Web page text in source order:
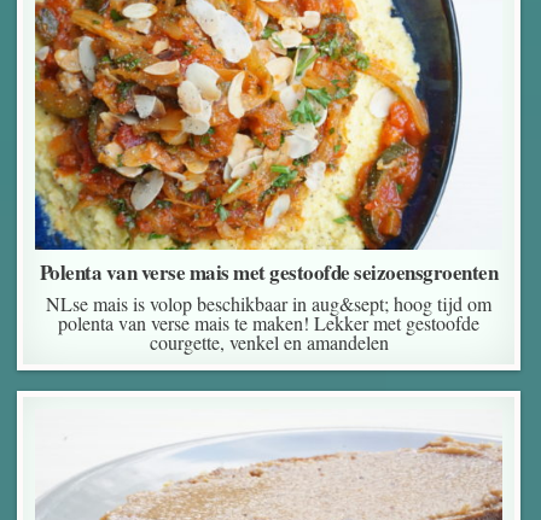
Polenta van verse mais met gestoofde seizoensgroenten
NLse mais is volop beschikbaar in aug&sept; hoog tijd om
polenta van verse mais te maken! Lekker met gestoofde
courgette, venkel en amandelen